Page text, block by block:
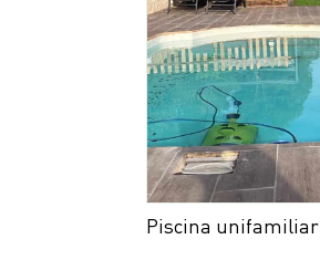
Piscina unifamiliar